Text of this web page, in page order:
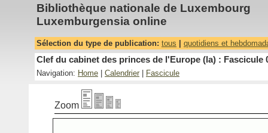
Bibliothèque nationale de Luxembourg
Luxemburgensia online
Sélection du type de publication: tous quotidiens et
Clef du cabinet des princes de l'Europe (la) : Fascicule
Navigation: Home Calendrier Fascicule
Zoom